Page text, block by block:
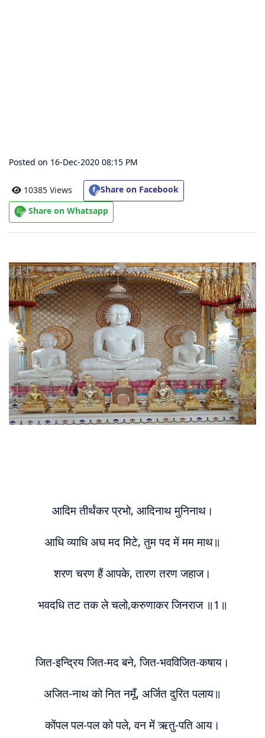
आरती
संग्रह
पाठशाला
About
Us
Posted on 16-Dec-2020 08:15 PM
10385 Views
Share on Facebook
Share on Whatsapp
आदिम तीर्थंकर प्रभो, आदिनाथ मुनिनाथ।
आधि व्याधि अघ मद मिटे, तुम पद में मम माथ॥
शरण चरण हैं आपके, तारण तरण जहाज।
भवदधि तट तक ले चलो,करुणाकर जिनराज ॥1॥
जित-इन्द्रिय जित-मद बने, जित-भवविजित-कषाय।
अजित-नाथ को नित नमूँ, अर्जित दुरित पलाय॥
कोंपल पल-पल को पले, वन में ऋतु-पति आय।